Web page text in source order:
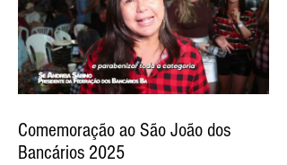
Comemoração ao São João dos
Bancários 2025